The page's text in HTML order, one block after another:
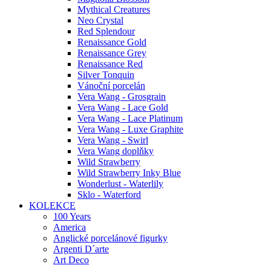
Mythical Creatures
Neo Crystal
Red Splendour
Renaissance Gold
Renaissance Grey
Renaissance Red
Silver Tonquin
Vánoční porcelán
Vera Wang - Grosgrain
Vera Wang - Lace Gold
Vera Wang - Lace Platinum
Vera Wang - Luxe Graphite
Vera Wang - Swirl
Vera Wang doplňky
Wild Strawberry
Wild Strawberry Inky Blue
Wonderlust - Waterlily
Sklo - Waterford
KOLEKCE
100 Years
America
Anglické porcelánové figurky
Argenti D´arte
Art Deco